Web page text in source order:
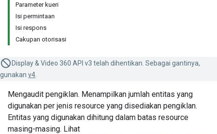
Parameter kueri
Isi permintaan
Isi respons
Cakupan otorisasi
Display & Video 360 API v3 telah dihentikan. Sebagai gantinya,
gunakan v4
Mengaudit pengiklan. Menampilkan jumlah entitas yang
digunakan per jenis resource yang disediakan pengiklan.
Entitas yang digunakan dihitung dalam batas resource
masing-masing. Lihat